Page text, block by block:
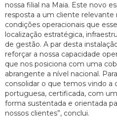
nossa filial na Maia. Este novo
resposta a um cliente
condições operacionais que
localização estratégica,
de gestão. A par desta
reforçar a nossa capacidade
que nos posiciona com uma
abrangente a nível nacional.
consolidar o que temos vindo a
portuguesa, certificada, com
forma sustentada e orientada
nossos clientes”, conclui.